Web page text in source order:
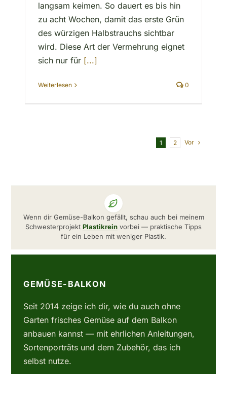
langsam keimen. So dauert es bis hin
zu acht Wochen, damit das erste Grün
des würzigen Halbstrauchs sichtbar
wird. Diese Art der Vermehrung eignet
sich nur für [...]
Weiterlesen 0
1 2 Vor
Wenn dir Gemüse-Balkon gefällt, schau auch bei meinem
Schwesterprojekt Plastikrein vorbei — praktische Tipps
für ein Leben mit weniger Plastik.
GEMÜSE-BALKON
Seit 2014 zeige ich dir, wie du auch ohne
Garten frisches Gemüse auf dem Balkon
anbauen kannst — mit ehrlichen Anleitungen,
Sortenporträts und dem Zubehör, das ich
selbst nutze.